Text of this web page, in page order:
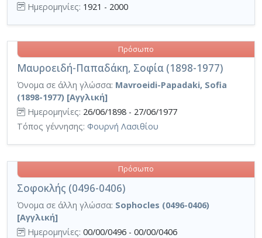
Ημερομηνίες: 1921 - 2000
Μαυροειδή-Παπαδάκη, Σοφία (1898-1977)
Πρόσωπο
Όνομα σε άλλη γλώσσα: Mavroeidi-Papadaki, Sofia
(1898-1977) [Αγγλική]
Ημερομηνίες: 26/06/1898 - 27/06/1977
Τόπος γέννησης: Φουρνή Λασιθίου
Σοφοκλής (0496-0406)
Πρόσωπο
Όνομα σε άλλη γλώσσα: Sophocles (0496-0406)
[Αγγλική]
Ημερομηνίες: 00/00/0496 - 00/00/0406